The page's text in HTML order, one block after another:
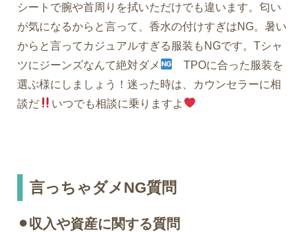
シートで腕や首周りを拭いただけでも違います。匂い
が気になるからと言って、香水の付けすぎはNG。暑い
からと言ってカジュアルすぎる服装もNGです。Tシャ
ツにジーンズなんて絶対ダメ
TPOに合った服装を
選ぶ様にしましょう！迷った時は、カウンセラーに相
談だ
いつでも相談に乗りますよ
言っちゃダメNG質問
⚫︎収入や資産に関する質問